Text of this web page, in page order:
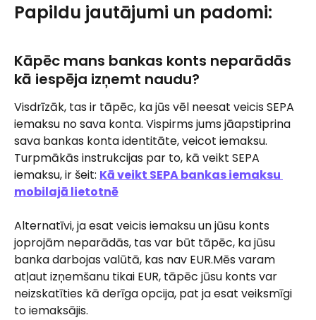
Papildu jautājumi un padomi:
Kāpēc mans bankas konts neparādās
kā iespēja izņemt naudu?
Visdrīzāk, tas ir tāpēc, ka jūs vēl neesat veicis SEPA
iemaksu no sava konta. Vispirms jums jāapstiprina
sava bankas konta identitāte, veicot iemaksu.
Turpmākās instrukcijas par to, kā veikt SEPA
iemaksu, ir šeit: Kā veikt SEPA bankas iemaksu
mobilajā lietotnē
Alternatīvi, ja esat veicis iemaksu un jūsu konts
joprojām neparādās, tas var būt tāpēc, ka jūsu
banka darbojas valūtā, kas nav EUR.Mēs varam
atļaut izņemšanu tikai EUR, tāpēc jūsu konts var
neizskatīties kā derīga opcija, pat ja esat veiksmīgi
to iemaksājis.